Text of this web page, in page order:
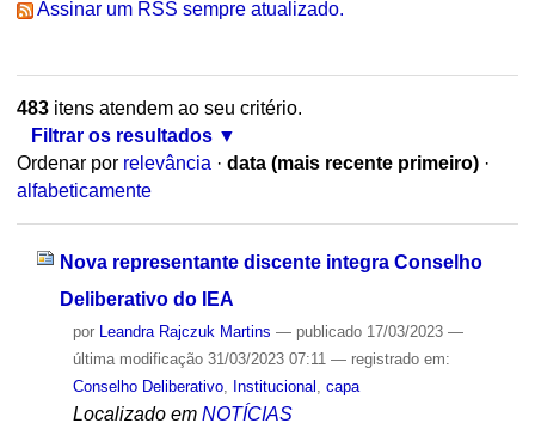
Assinar um RSS sempre atualizado.
483itens atendem ao seu critério.
Filtrar os resultados
Ordenar por relevância · data (mais recente primeiro) ·
alfabeticamente
Nova representante discente integra Conselho
Deliberativo do IEA
por Leandra Rajczuk Martins — publicado17/03/2023 —
última modificação31/03/2023 07:11 — registrado em:
Conselho Deliberativo, Institucional capa
Localizado em NOTÍCIAS